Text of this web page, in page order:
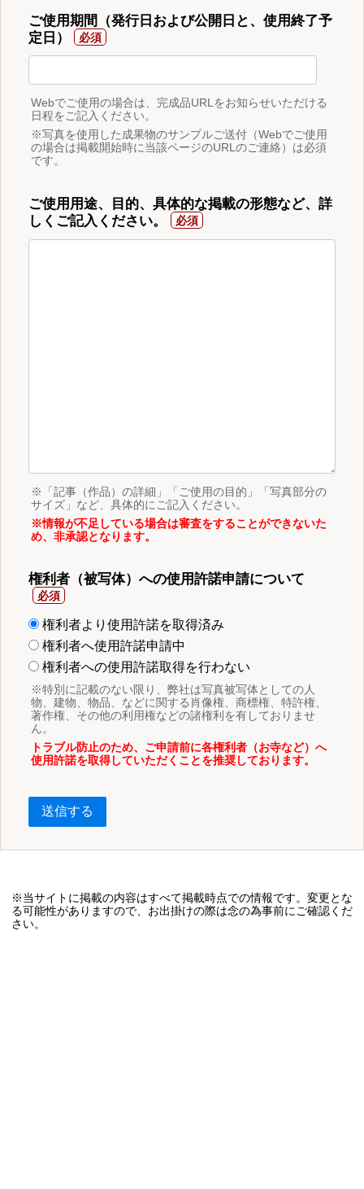
ご使用期間（発行日および公開日と、使用終了予
定日）
Webでご使用の場合は、完成品URLをお知らせいただける
日程をご記入ください。
※写真を使用した成果物のサンプルご送付（Webでご使用
の場合は掲載開始時に当該ページのURLのご連絡）は必須
です。
ご使用用途、目的、具体的な掲載の形態など、詳
しくご記入ください。
※「記事（作品）の詳細」「ご使用の目的」「写真部分の
サイズ」など、具体的にご記入ください。
※情報が不足している場合は審査をすることができないた
め、非承認となります。
権利者（被写体）への使用許諾申請について
権利者より使用許諾を取得済み
権利者へ使用許諾申請中
権利者への使用許諾取得を行わない
※特別に記載のない限り、弊社は写真被写体としての人
物、建物、物品、などに関する肖像権、商標権、特許権、
著作権、その他の利用権などの諸権利を有しておりませ
ん。
トラブル防止のため、ご申請前に各権利者（お寺など）へ
使用許諾を取得していただくことを推奨しております。
送信する
※当サイトに掲載の内容はすべて掲載時点での情報です。変更とな
る可能性がありますので、お出掛けの際は念の為事前にご確認くだ
さい。